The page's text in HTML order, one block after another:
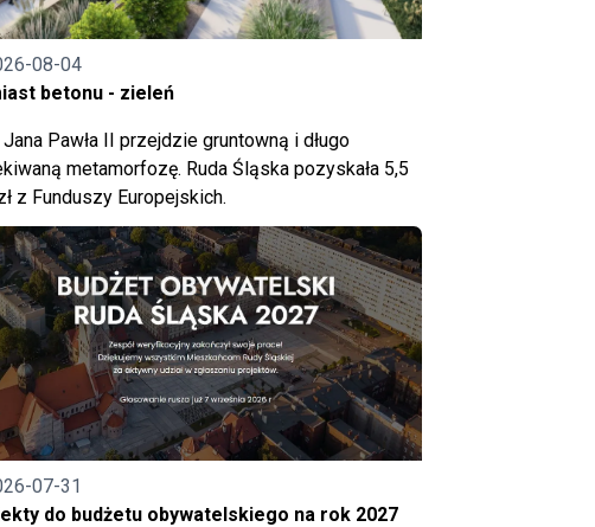
08-04
betonu - zieleń
Pawła II przejdzie gruntowną i długo
metamorfozę. Ruda Śląska pozyskała 5,5
z Funduszy Europejskich.
07-31
do budżetu obywatelskiego na rok 2027